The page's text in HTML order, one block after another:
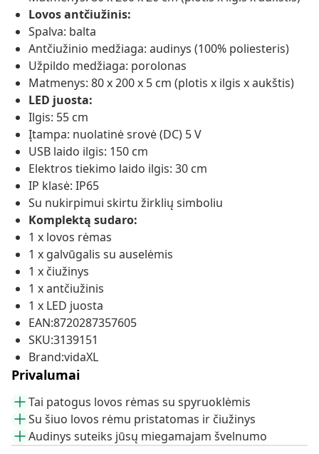
Lovos antčiužinis:
Spalva: balta
Antčiužinio medžiaga: audinys (100% poliesteris)
Užpildo medžiaga: porolonas
Matmenys: 80 x 200 x 5 cm (plotis x ilgis x aukštis)
LED juosta:
Ilgis: 55 cm
Įtampa: nuolatinė srovė (DC) 5 V
USB laido ilgis: 150 cm
Elektros tiekimo laido ilgis: 30 cm
IP klasė: IP65
Su nukirpimui skirtu žirklių simboliu
Komplektą sudaro:
1 x lovos rėmas
1 x galvūgalis su auselėmis
1 x čiužinys
1 x antčiužinis
1 x LED juosta
EAN:8720287357605
SKU:3139151
Brand:vidaXL
Privalumai
Tai patogus lovos rėmas su spyruoklėmis
Su šiuo lovos rėmu pristatomas ir čiužinys
Audinys suteiks jūsų miegamajam švelnumo